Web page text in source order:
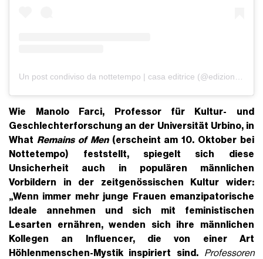
Wie Manolo Farci, Professor für Kultur- und
Geschlechterforschung an der Universität Urbino, in
What Remains of Men(erscheint am 10. Oktober bei
Nottetempo) feststellt, spiegelt sich diese
Unsicherheit auch in populären männlichen
Vorbildern in der zeitgenössischen Kultur wider:
„Wenn immer mehr junge Frauen emanzipatorische
Ideale annehmen und sich mit feministischen
Lesarten ernähren, wenden sich ihre männlichen
Kollegen an Influencer, die von einer Art
Höhlenmenschen-Mystik inspiriert sind.
Professoren